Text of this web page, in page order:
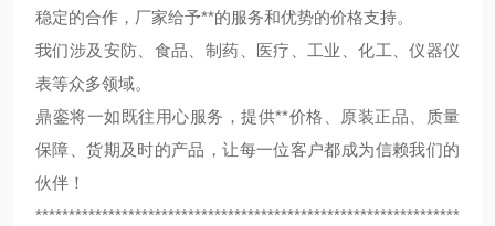
稳定的合作，厂家给予**的服务和优势的价格支持。
我们涉及安防、食品、制药、医疗、工业、化工、仪器仪
表等众多领域。
鼎銮将一如既往用心服务，提供**价格、原装正品、质量
保障、货期及时的产品，让每一位客户都成为信赖我们的
伙伴！
****************************************************************